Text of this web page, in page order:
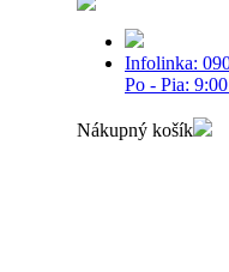
Infolinka:
Po - Pia:
Nákupný košík